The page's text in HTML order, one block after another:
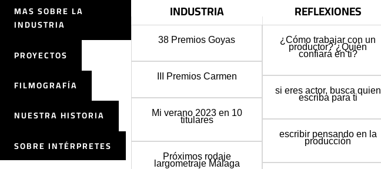
MAS SOBRE LA
INDUSTRIA
PROYECTOS
FILMOGRAFÍA
NUESTRA HISTORIA
SOBRE INTÉRPRETES
INDUSTRIA
38 Premios Goyas
III Premios Carmen
Mi verano 2023 en 10
titulares
Próximos rodaje
largometraje Málaga
REFLEXIONES
¿Cómo trabajar con un
productor? ¿Quién
confiará en ti?
si eres actor, busca quien
escriba para ti
escribir pensando en la
producción